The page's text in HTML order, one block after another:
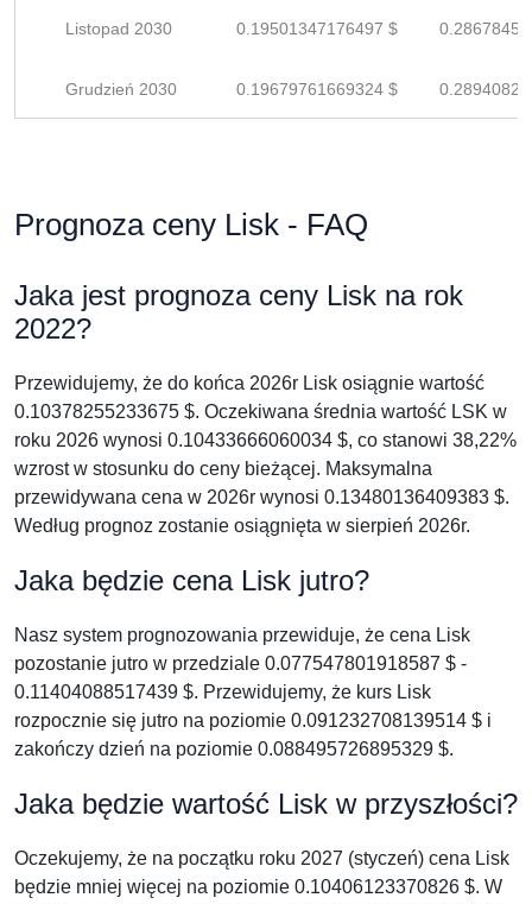
Listopad 2030 0.19501347176497 $
Grudzień 2030 0.19679761669324 $
Prognoza ceny Lisk - FAQ
Jaka jest prognoza ceny Lisk na rok
2022?
Przewidujemy, że do końca 2026r Lisk osiągnie wartość
0.10378255233675 $. Oczekiwana średnia wartość LSK w
roku 2026 wynosi 0.10433666060034 $, co stanowi 38,22%
wzrost w stosunku do ceny bieżącej. Maksymalna
przewidywana cena w 2026r wynosi 0.13480136409383 $.
Według prognoz zostanie osiągnięta w sierpień 2026r.
Jaka będzie cena Lisk jutro?
Nasz system prognozowania przewiduje, że cena Lisk
pozostanie jutro w przedziale 0.077547801918587 $ -
0.11404088517439 $. Przewidujemy, że kurs Lisk
rozpocznie się jutro na poziomie 0.091232708139514 $ i
zakończy dzień na poziomie 0.088495726895329 $.
Jaka będzie wartość Lisk w przyszłości?
Oczekujemy, że na początku roku 2027 (styczeń) cena Lisk
będzie mniej więcej na poziomie 0.10406123370826 $. W